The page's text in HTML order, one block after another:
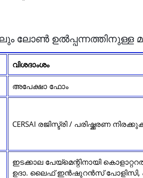
ലോൺ ഉൽപ്പന്നത്തിനുള്ള
വിശദാംശം
അപേക്ഷാ ഫോം
CERSAI രജിസ്ട്രി / പരിഷ്ക്കരണ
ഇടക്കാല പേയ്‌മെന്റിനായി
ഉദാ. ലൈഫ് ഇൻഷുറൻസ് പോളിസി,